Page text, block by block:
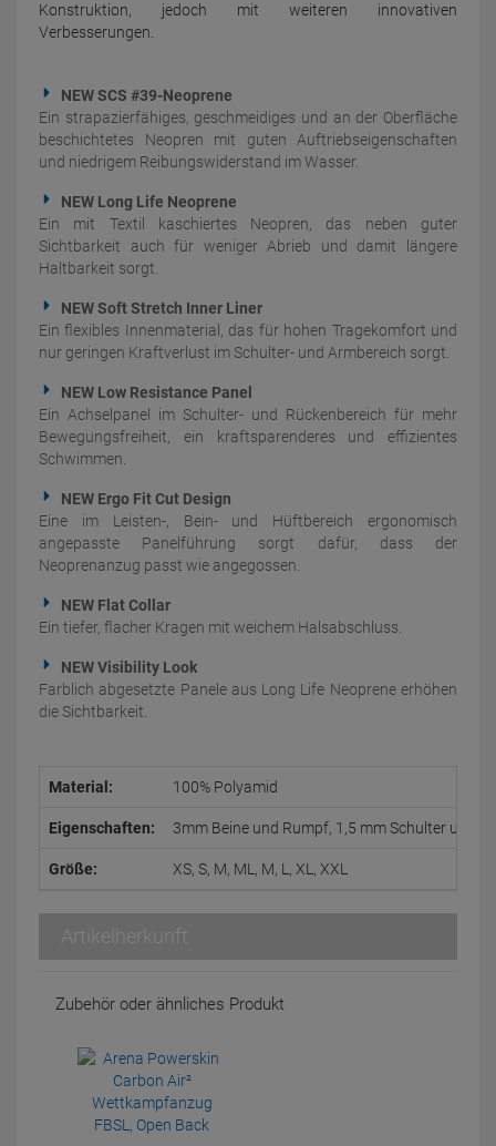
Konstruktion, jedoch mit weiteren innovativen
Verbesserungen.
NEW SCS #39-Neoprene
Ein strapazierfähiges, geschmeidiges und an der Oberfläche
beschichtetes Neopren mit guten Auftriebseigenschaften
und niedrigem Reibungswiderstand im Wasser.
NEW Long Life Neoprene
Ein mit Textil kaschiertes Neopren, das neben guter
Sichtbarkeit auch für weniger Abrieb und damit längere
Haltbarkeit sorgt.
NEW Soft Stretch Inner Liner
Ein flexibles Innenmaterial, das für hohen Tragekomfort und
nur geringen Kraftverlust im Schulter- und Armbereich sorgt.
NEW Low Resistance Panel
Ein Achselpanel im Schulter- und Rückenbereich für mehr
Bewegungsfreiheit, ein kraftsparenderes und effizientes
Schwimmen.
NEW Ergo Fit Cut Design
Eine im Leisten-, Bein- und Hüftbereich ergonomisch
angepasste Panelführung sorgt dafür, dass der
Neoprenanzug passt wie angegossen.
NEW Flat Collar
Ein tiefer, flacher Kragen mit weichem Halsabschluss.
NEW Visibility Look
Farblich abgesetzte Panele aus Long Life Neoprene erhöhen
die Sichtbarkeit.
Material: 100% Polyamid
Eigenschaften: 3mm Beine und Rumpf, 1,5 mm Schulter und
Größe: XS, S, M, ML, M, L, XL, XXL
Artikelherkunft
Zubehör oder ähnliches Produkt